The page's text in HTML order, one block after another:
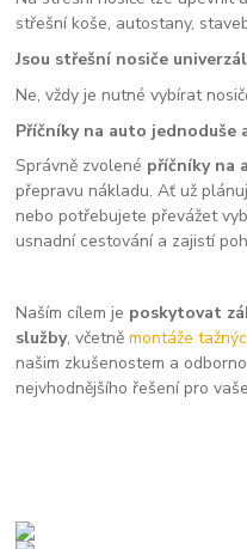
střešní koše, autostany,
Jsou střešní nosiče
Ne, vždy je nutné vybírat
Příčníky na auto jednoduše
Správně zvolené příčníky na
přepravu nákladu. Ať už
nebo potřebujete převážet
usnadní cestování a zajistí
Naším cílem je poskytovat
služby, včetněmontáže
našim zkušenostem a
nejvhodnějšího řešení pro